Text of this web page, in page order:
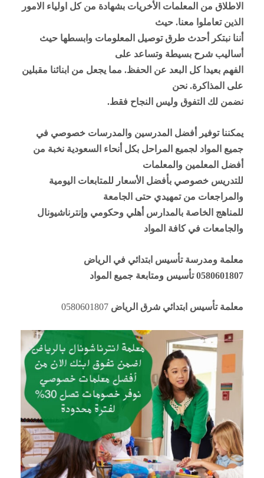
الاطلاق من المعلمات الأخريات بشهادة من كل اولياء الامور
الذين تعاملوا معنا. حيث
أننا نبتكر أحدث طرق توصيل المعلومات وابسطها حيث
أساليب شرح بسيطة وتساعد على
الفهم بعيدا كل البعد عن الحفظ. مما يجعل من ابنائنا مقبلين
على المذاكرة. نحن
نضمن لك التفوق وليس النجاح فقط.
يمكننا توفير أفضل المدرسين والمدرسات خصوصي في
جميع المواد لجميع المراحل بكل أنحاء السعودية نخبة من
أفضل المعلمين والمعلمات
للتدريس خصوصي بأفضل الأسعار للمتابعات اليومية
والمراجعات من تمهيدي حتى الجامعة
للمناهج الخاصة بالمدارس أهلي وحكومي وإنترناشيونال
والجامعات في كافة المواد
معلمة ومدرسة تأسيس ابتدائي في الرياض
0580601807 تأسيس ومتابعة جميع المواد
معلمة تأسيس ابتدائي شرق الرياض